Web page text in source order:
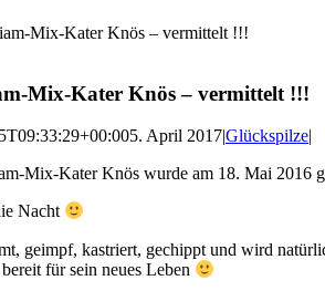
Mix-Kater Knös – vermittelt !!!
Mix-Kater Knös – vermittelt !!!
5. April 2017|Glückspilze|
Mix-Kater Knös wurde am 18. Mai 2016
Nacht
geimpf, kastriert, gechippt und wird
für sein neues Leben